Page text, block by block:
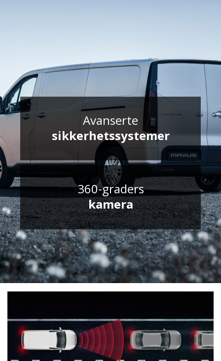
Avanserte
sikkerhetssystemer
360-graders
kamera